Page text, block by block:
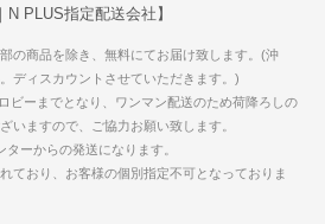
N PLUS指定配送会社】
の商品を除き、無料にてお届け致します。(沖
ディスカウントさせていただきます。)
ビーまでとなり、ワンマン配送のため荷降ろしの
いますので、ご協力お願い致します。
ーからの発送になります。
ており、お客様の個別指定不可となっておりま